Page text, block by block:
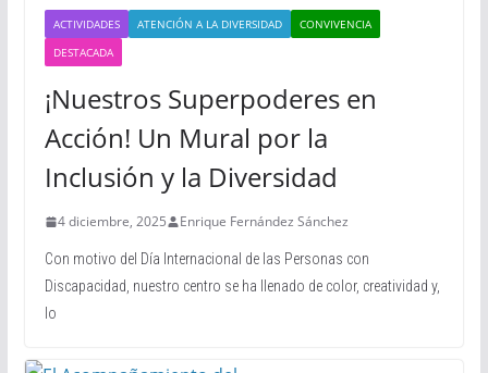
ACTIVIDADES ATENCIÓN A LA DIVERSIDAD
CONVIVENCIA
DESTACADA
¡Nuestros Superpoderes en
Acción! Un Mural por la
Inclusión y la Diversidad
4 diciembre, 2025 Enrique Fernández Sánchez
Con motivo del Día Internacional de las Personas con
Discapacidad, nuestro centro se ha llenado de color, creatividad y,
lo